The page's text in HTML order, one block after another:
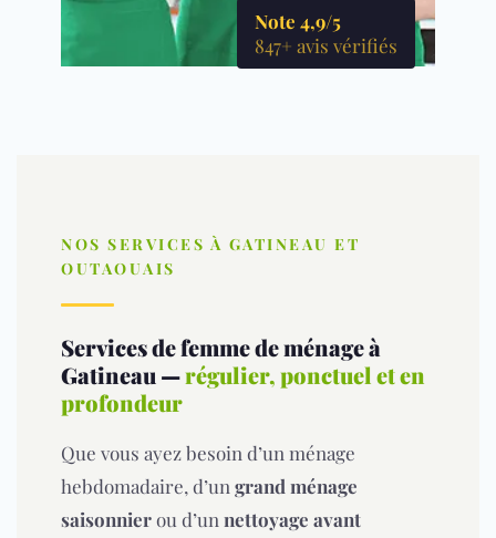
Note 4,9/5
847+ avis vérifiés
NOS SERVICES À GATINEAU ET
OUTAOUAIS
Services de femme de ménage à
Gatineau —régulier, ponctuel et en
profondeur
Que vous ayez besoin d’un ménage
hebdomadaire, d’un grand ménage
saisonnierou d’un nettoyage avant